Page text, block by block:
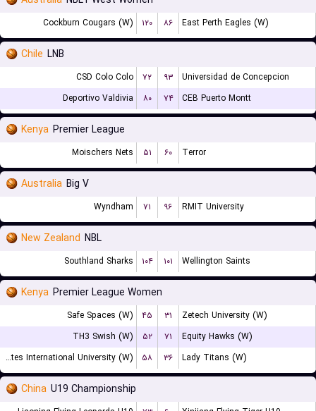
Cockburn Cougars (W) ۱۲۰ ۸۶ East Perth Eagles (W)
Chile LNB
CSD Colo Colo ۷۲ ۹۳
Universidad de Concepcion
Deportivo Valdivia
۸۰ ۷۴ CEB Puerto Montt
Kenya Premier League
Moischers Nets ۵۱ ۶۰ Terror
Australia Big V
Wyndham ۷۱ ۹۶ RMIT University
New Zealand NBL
Southland Sharks ۱۰۴ ۱۰۱ Wellington Saints
Kenya Premier League Women
Safe Spaces (W) ۴۵ ۳۱
Zetech University (W)
TH3 Swish (W)
۵۲ ۷۱
Equity Hawks (W)
United States International University (W)
۵۸ ۳۶ Lady Titans (W)
China U19 Championship